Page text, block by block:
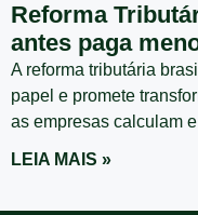
Reforma
antes paga
A reforma tributária
papel e promete
as empresas calculam
LEIA MAIS »